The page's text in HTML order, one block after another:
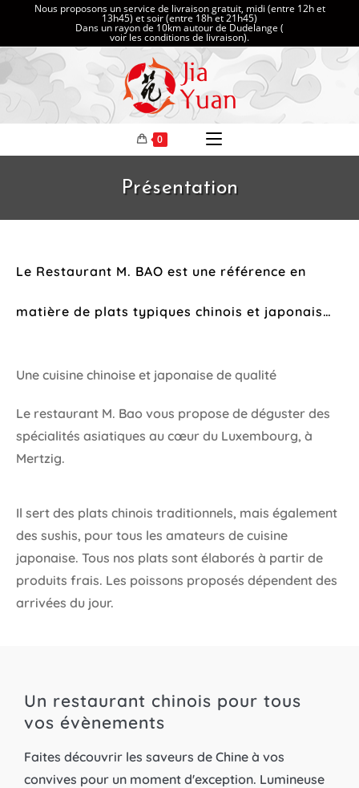
Nous proposons un service de livraison gratuit, midi (entre 12h et
13h45) et soir (entre 18h et 21h45)
Dans un rayon de 10km autour de Dudelange (
voir les conditions de livraison).
0
Présentation
Le Restaurant M. BAO est une référence en
matière de plats typiques chinois et japonais…
Une cuisine chinoise et japonaise de qualité
Le restaurant M. Bao vous propose de déguster des
spécialités asiatiques au cœur du Luxembourg, à
Mertzig.
Il sert des plats chinois traditionnels, mais également
des sushis, pour tous les amateurs de cuisine
japonaise. Tous nos plats sont élaborés à partir de
produits frais. Les poissons proposés dépendent des
arrivées du jour.
Un restaurant chinois pour tous
vos évènements
Faites découvrir les saveurs de Chine à vos
convives pour un moment d'exception. Lumineuse